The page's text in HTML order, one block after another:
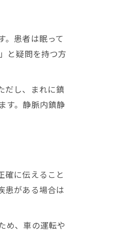
。患者は眠って
と疑問を持つ方
だし、まれに鎮
す。静脈内鎮静
確に伝えること
患がある場合は
め、車の運転や